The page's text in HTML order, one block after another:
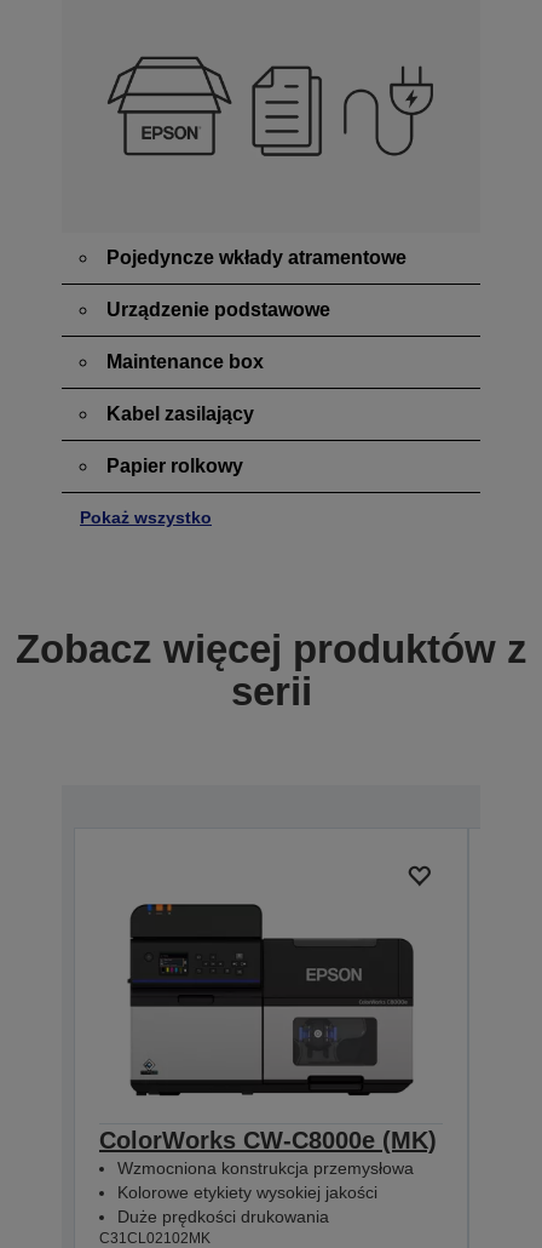
Pojedyncze wkłady atramentowe
Urządzenie podstawowe
Maintenance box
Kabel zasilający
Papier rolkowy
Pokaż wszystko
Zobacz więcej produktów z
serii
ColorWorks CW-C8000e (MK)
Wzmocniona konstrukcja przemysłowa
Kolorowe etykiety wysokiej jakości
Duże prędkości drukowania
C31CL02102MK